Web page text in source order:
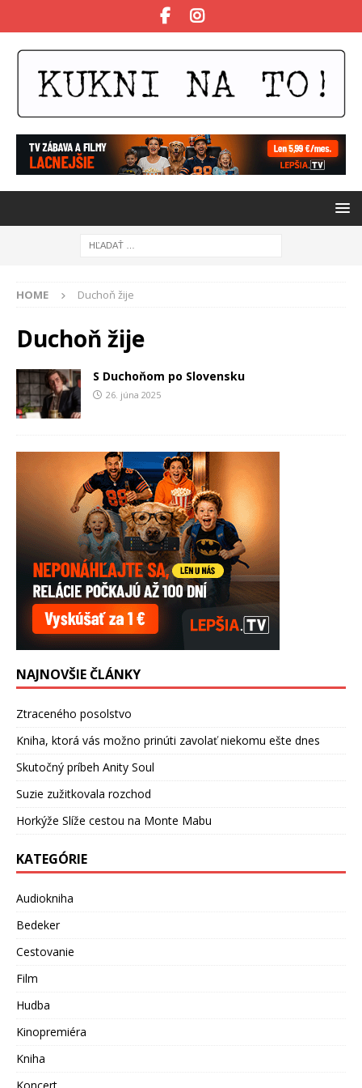
HOME Duchoň žije
Duchoň žije
S Duchoňom po Slovensku
26. júna 2025
NAJNOVŠIE ČLÁNKY
Ztraceného posolstvo
Kniha, ktorá vás možno prinúti zavolať niekomu ešte dnes
Skutočný príbeh Anity Soul
Suzie zužitkovala rozchod
Horkýže Slíže cestou na Monte Mabu
KATEGÓRIE
Audiokniha
Bedeker
Cestovanie
Film
Hudba
Kinopremiéra
Kniha
Koncert